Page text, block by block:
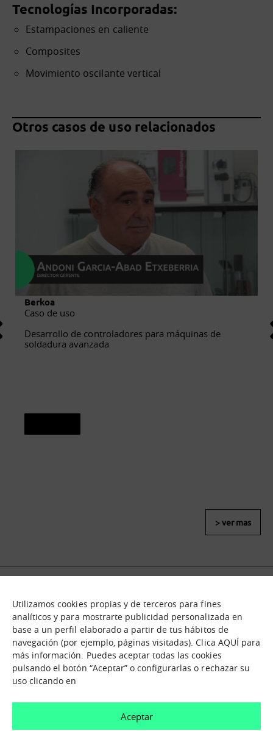
Utilizamos cookies propias y de terceros para fines
analíticos y para mostrarte publicidad personalizada en
base a un perfil elaborado a partir de tus hábitos de
navegación (por ejemplo, páginas visitadas). Clica AQUÍ para
más información. Puedes aceptar todas las cookies
pulsando el botón “Aceptar” o configurarlas o rechazar su
uso clicando en
Aceptar
Tecnologías Incorporadas:
Estampaciones en caliente
Composites
Movimiento oscilante vertical
Otros casos de uso relacionados
Berkoa
Caso de uso
Desarrollo de controladores para máquinas de
soldadura avanzada
> ver mas
Qué es
Nodos
Nuestra oferta
Catálogo de activos
Jornadas de inmersión
Experiencias
Contáctanos
¿En que te podemos ayudar?